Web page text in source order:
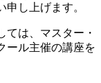
し上げます。
は、マスター・
ール主催の講座を